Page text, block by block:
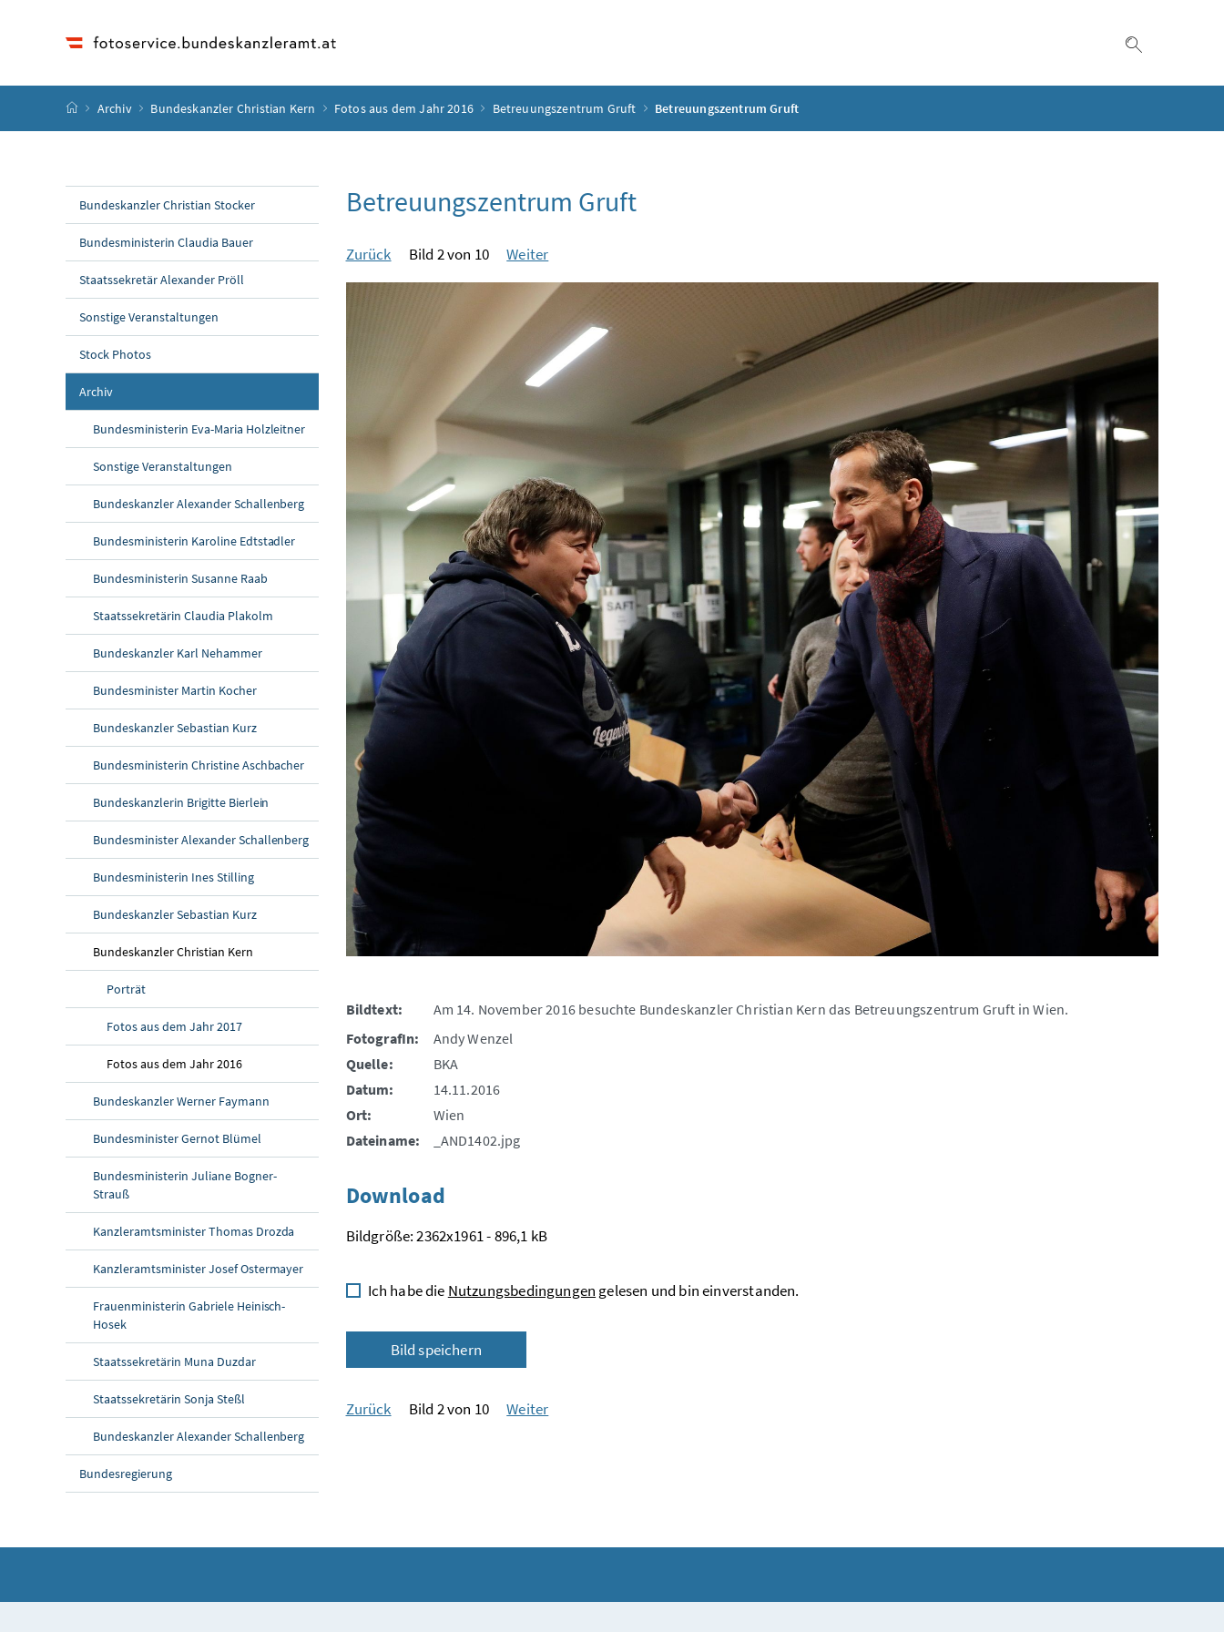
Startseite
Archiv Bundeskanzler Christian Kern Fotos aus dem Jahr 2016 Betreuungszentrum Gruft Betreuungszentrum Gruft
Bundeskanzler Christian Stocker
Bundesministerin Claudia Bauer
Staatssekretär Alexander Pröll
Sonstige Veranstaltungen
Stock Photos
Archiv
Bundesministerin Eva-Maria Holzleitner
Sonstige Veranstaltungen
Bundeskanzler Alexander Schallenberg
Bundesministerin Karoline Edtstadler
Bundesministerin Susanne Raab
Staatssekretärin Claudia Plakolm
Bundeskanzler Karl Nehammer
Bundesminister Martin Kocher
Bundeskanzler Sebastian Kurz
Bundesministerin Christine Aschbacher
Bundeskanzlerin Brigitte Bierlein
Bundesminister Alexander Schallenberg
Bundesministerin Ines Stilling
Bundeskanzler Sebastian Kurz
Bundeskanzler Christian Kern
Porträt
Fotos aus dem Jahr 2017
Fotos aus dem Jahr 2016
Bundeskanzler Werner Faymann
Bundesminister Gernot Blümel
Bundesministerin Juliane Bogner-
Strauß
Kanzleramtsminister Thomas Drozda
Kanzleramtsminister Josef Ostermayer
Frauenministerin Gabriele Heinisch-
Hosek
Staatssekretärin Muna Duzdar
Staatssekretärin Sonja Steßl
Bundeskanzler Alexander Schallenberg
Bundesregierung
Betreuungszentrum Gruft
Zurück Bild 2 von 10 Weiter
Bildtext:
Am 14. November 2016 besuchte Bundeskanzler Christian Kern das Betreuungszentrum Gruft in Wien.
FotografIn:
Andy Wenzel
Quelle:
BKA
Datum:
14.11.2016
Ort:
Wien
Dateiname:
_AND1402.jpg
Download
Bildgröße: 2362x1961 - 896,1 kB
Ich habe die Nutzungsbedingungen gelesen und bin einverstanden.
Bild speichern
Zurück Bild 2 von 10 Weiter